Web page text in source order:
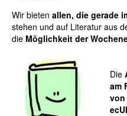
Wir bieten allen, die gerade
stehen und auf Literatur aus
die Möglichkeit der
Die
am
von